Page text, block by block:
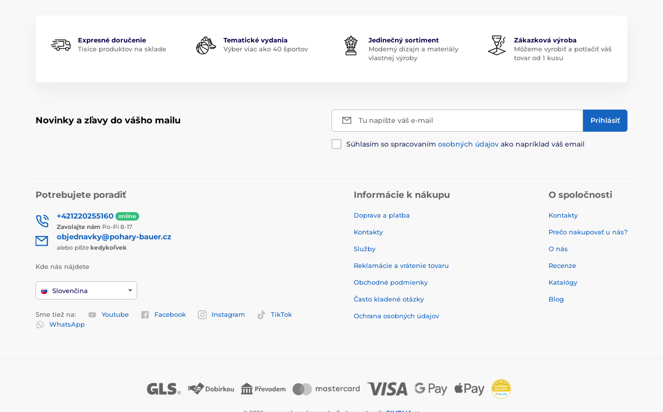
Expresné doručenie
Tisíce produktov na sklade
Tematické vydania
Výber viac ako 40 športov
Jedinečný sortiment
Moderný dizajn a materiály
vlastnej výroby
Zákazková výroba
Môžeme vyrobiť a potlačiť váš
tovar od 1 kusu
Novinky a zľavy do vášho mailu Tu napíšte váš e-mail Prihlásiť
Súhlasím so spracovaním osobných údajov ako napríklad váš email
Potrebujete poradiť
+421220255160 online
Zavolajte nám Po-Pi 8-17
objednavky@pohary-bauer.cz
alebo píšte kedykoľvek
Kde nás nájdete
Slovenčina
Sme tiež na: Youtube Facebook Instagram
TikTok
WhatsApp
Informácie k nákupu
Doprava a platba
Kontakty
Služby
Reklamácie a vrátenie tovaru
Obchodné podmienky
Často kladené otázky
Ochrana osobných údajov
O spoločnosti
Kontakty
Prečo nakupovať u nás?
O nás
Recenze
Katalógy
Blog